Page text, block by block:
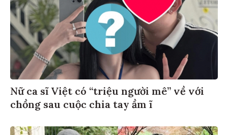
Nữ ca sĩ Việt có “triệu người mê” về với
chồng sau cuộc chia tay ầm ĩ